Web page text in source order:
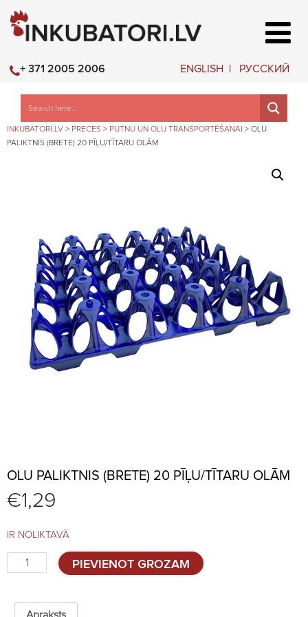
ENGLISH РУССКИЙ
+ 371 2005 2006
INKUBATORI.LV > PRECES > PUTNU UN OLU TRANSPORTĒŠANAI > OLU
PALIKTNIS (BRETE) 20 PĪĻU/TĪTARU OLĀM
OLU PALIKTNIS (BRETE) 20 PĪĻU/TĪTARU OLĀM
€1,29
IR NOLIKTAVĀ
paliktnis
20
pīļu/tītaru
PIEVIENOT GROZAM